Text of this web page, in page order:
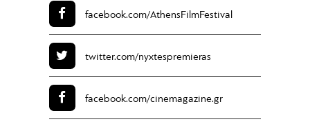
facebook.com/AthensFilmFestival
twitter.com/nyxtespremieras
facebook.com/cinemagazine.gr